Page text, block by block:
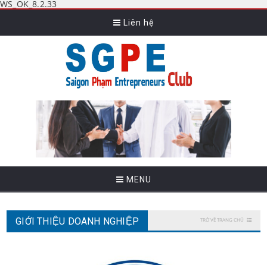
WS_OK_8.2.33
Liên hệ
MENU
GIỚI THIỆU DOANH NGHIỆP TRỞ VỀ TRANG CHỦ